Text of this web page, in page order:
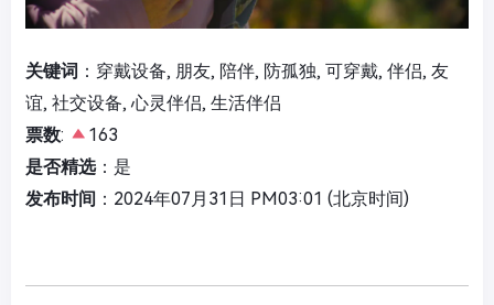
关键词 ：穿戴设备, 朋友, 陪伴, 防孤独, 可穿戴, 伴侣, 友
谊, 社交设备, 心灵伴侣, 生活伴侣
票数:
163
是否精选：是
发布时间 ：2024年07月31日 PM03:01 (北京时间)